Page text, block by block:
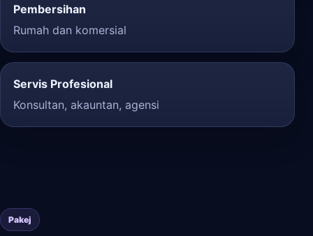
Pembersihan
Rumah dan komersial
Servis Profesional
Konsultan, akauntan, agensi
Pakej